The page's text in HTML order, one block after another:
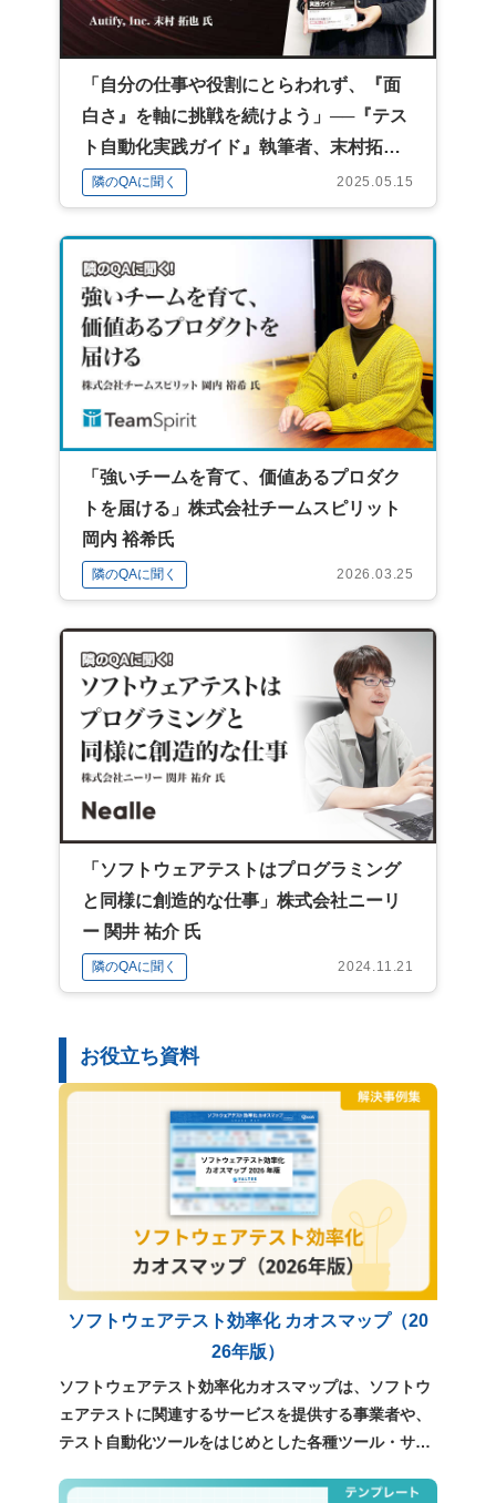
「自分の仕事や役割にとらわれず、『面
白さ』を軸に挑戦を続けよう」──『テス
ト自動化実践ガイド』執筆者、末村拓也
氏に聞く自分の"広げ方"
隣のQAに聞く 2025.05.15
「強いチームを育て、価値あるプロダク
トを届ける」株式会社チームスピリット
岡内 裕希氏
隣のQAに聞く 2026.03.25
「ソフトウェアテストはプログラミング
と同様に創造的な仕事」株式会社ニーリ
ー 関井 祐介 氏
隣のQAに聞く 2024.11.21
お役立ち資料
ソフトウェアテスト効率化 カオスマップ（20
26年版）
ソフトウェアテスト効率化カオスマップは、ソフトウ
ェアテストに関連するサービスを提供する事業者や、
テスト自動化ツールをはじめとした各種ツール・サー
のです。テスト効率化や品質向上を検討する際に、現